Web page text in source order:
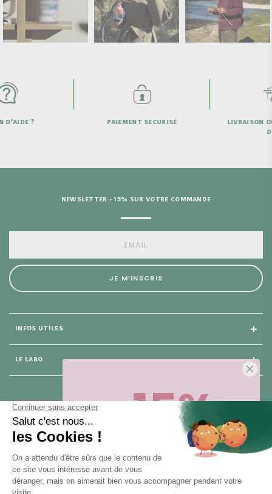
? PAIEMENT SECURISÉ
LIVRAISON
75 008 Paris
INFOS UTILES
LE LABO
NEWSLETTER -15% SUR VOTRE COMMANDE
JE M’INSCRIS
-15%
Sur votre première commande,
moment ! Désinscription en 1 clic, à
tout moment.